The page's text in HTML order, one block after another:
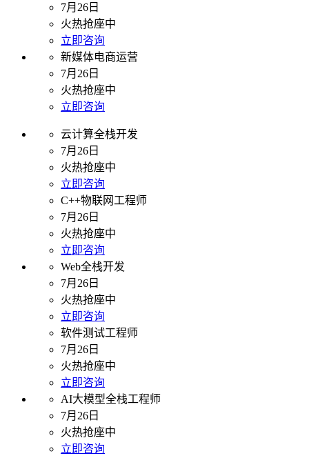
7月26日
火热抢座中
立即咨询
新媒体电商运营
7月26日
火热抢座中
立即咨询
云计算全栈开发
7月26日
火热抢座中
立即咨询
C++物联网工程师
7月26日
火热抢座中
立即咨询
Web全栈开发
7月26日
火热抢座中
立即咨询
软件测试工程师
7月26日
火热抢座中
立即咨询
AI大模型全栈工程师
7月26日
火热抢座中
立即咨询